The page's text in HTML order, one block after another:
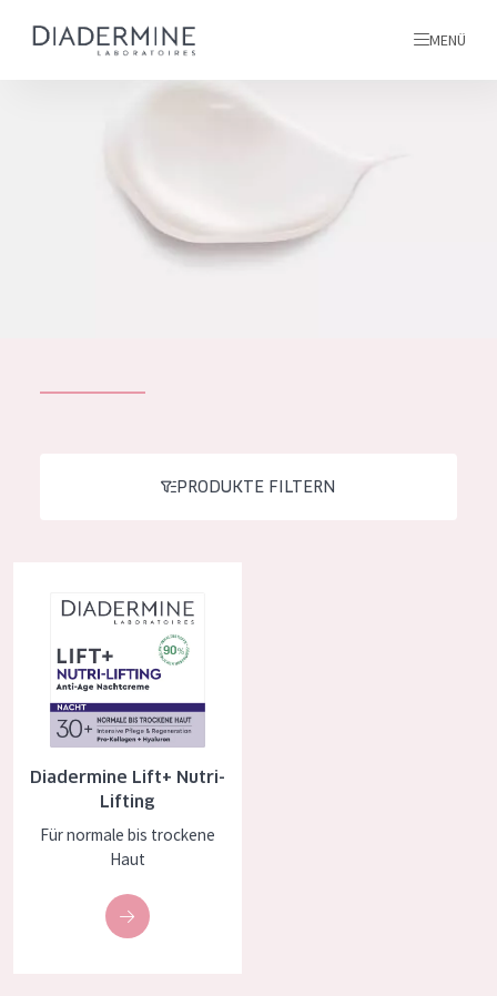
Hautregeneration
Hautstraffung
PRODUKTTYP
Tagescreme
Nachtcreme
Augencreme
Reinigung
ALLE PRODUKTE
MENÜ
Greek
PRODUKTE FILTERN
Diadermine Lift+ Nutri-
Lifting
Für normale bis trockene
Haut